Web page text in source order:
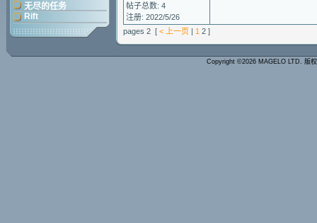
无尽的任务
Rift
帖子总数: 4
注册: 2022/5/26
pages 2 [ < 上一页 | 1 2 ]
Copyright ©2026 MAGELO LTD. 版